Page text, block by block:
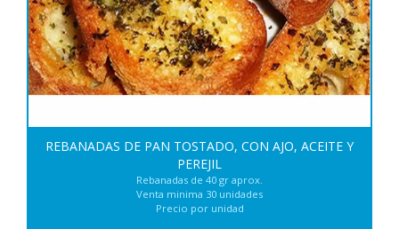
REBANADAS DE PAN TOSTADO, CON AJO, ACEITE Y
PEREJIL
Rebanadas de 40 gr aprox.
Venta minima 30 unidades
Precio por unidad